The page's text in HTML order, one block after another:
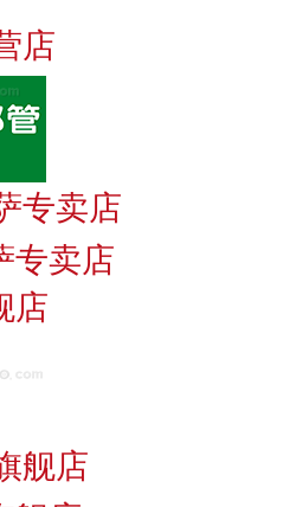
店
专卖店
专卖店
店
舰店